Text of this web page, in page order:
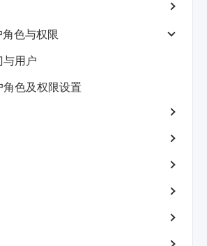
色与权限
与用户
角色及权限设置